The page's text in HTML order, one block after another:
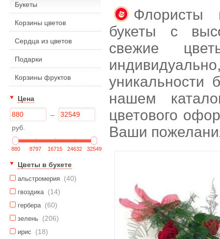
Букеты
Корзины цветов
Сердца из цветов
Подарки
Корзины фруктов
Цена
–
руб.
880 8797 16715 24632 32549
Цветы в букете
альстромерия (40)
гвоздика (14)
гербера (60)
зелень (206)
ирис (18)
Флористы
букеты с
свежие
уникальности
нашем
цветового
Ваши